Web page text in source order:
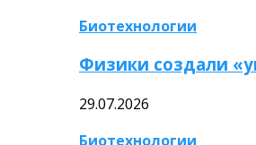
Биотехнологии
Физики создали
29.07.2026
Биотехнологии